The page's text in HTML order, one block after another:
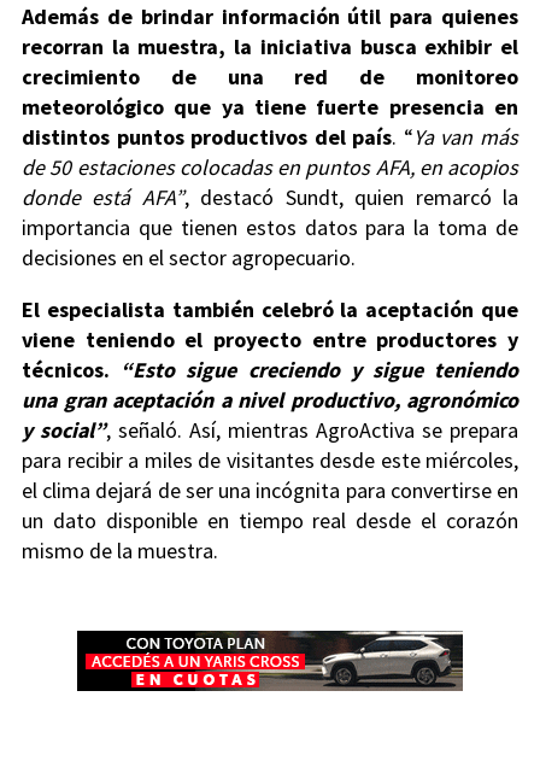
Además de brindar información útil para quienes
recorran la muestra, la iniciativa busca exhibir el
crecimiento de una red de monitoreo
meteorológico que ya tiene fuerte presencia en
distintos puntos productivos del país. “Ya van más
de 50 estaciones colocadas en puntos AFA, en acopios
donde está AFA”, destacó Sundt, quien remarcó la
importancia que tienen estos datos para la toma de
decisiones en el sector agropecuario.
El especialista también celebró la aceptación que
viene teniendo el proyecto entre productores y
técnicos. “Esto sigue creciendo y sigue teniendo
una gran aceptación a nivel productivo, agronómico
y social”, señaló. Así, mientras AgroActiva se prepara
para recibir a miles de visitantes desde este miércoles,
el clima dejará de ser una incógnita para convertirse en
un dato disponible en tiempo real desde el corazón
mismo de la muestra.